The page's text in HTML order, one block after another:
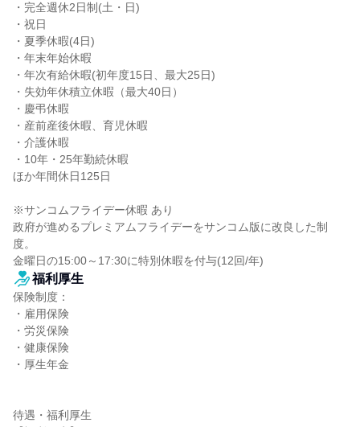
・完全週休2日制(土・日)
・祝日
・夏季休暇(4日)
・年末年始休暇
・年次有給休暇(初年度15日、最大25日)
・失効年休積立休暇（最大40日）
・慶弔休暇
・産前産後休暇、育児休暇
・介護休暇
・10年・25年勤続休暇
ほか年間休日125日
※サンコムフライデー休暇 あり
政府が進めるプレミアムフライデーをサンコム版に改良した制
度。
金曜日の15:00～17:30に特別休暇を付与(12回/年)
福利厚生
保険制度：
・雇用保険
・労災保険
・健康保険
・厚生年金
待遇・福利厚生